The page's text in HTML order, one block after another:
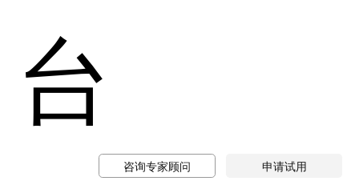
台
咨询专家顾问 申请试用